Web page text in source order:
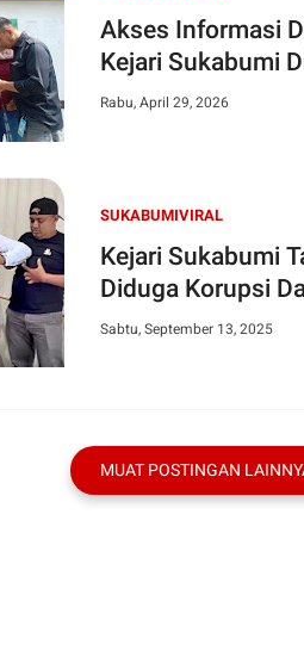
Akses Informasi
Kejari Sukabumi
Rabu, April 29, 2026
SUKABUMIVIRAL
Kejari Sukabumi
Diduga Korupsi
Sabtu, September 13, 2025
MUAT POSTINGAN